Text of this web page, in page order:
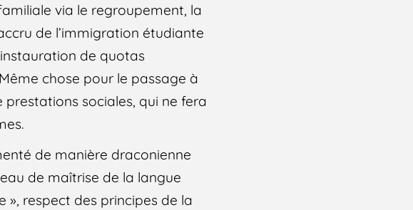
via le regroupement, la
de l’immigration étudiante
de quotas
chose pour le passage à
sociales, qui ne fera
de manière draconienne
de maîtrise de la langue
respect des principes de la